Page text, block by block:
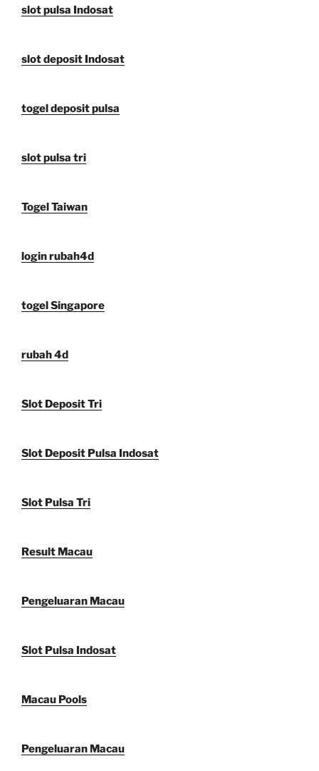
slot pulsa Indosat
slot deposit Indosat
togel deposit pulsa
slot pulsa tri
Togel Taiwan
login rubah4d
togel Singapore
rubah 4d
Slot Deposit Tri
Slot Deposit Pulsa Indosat
Slot Pulsa Tri
Result Macau
Pengeluaran Macau
Slot Pulsa Indosat
Macau Pools
Pengeluaran Macau